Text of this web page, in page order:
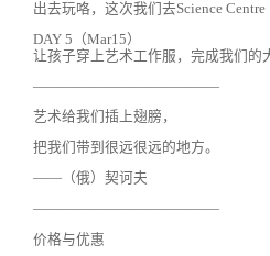
出去玩咯，这次我们去Science Centre
DAY 5（Mar15）
让孩子穿上艺术工作服，完成我们的
—————————————
艺术给我们插上翅膀，
把我们带到很远很远的地方。
——（俄）契诃夫
—————————————
价格与优惠